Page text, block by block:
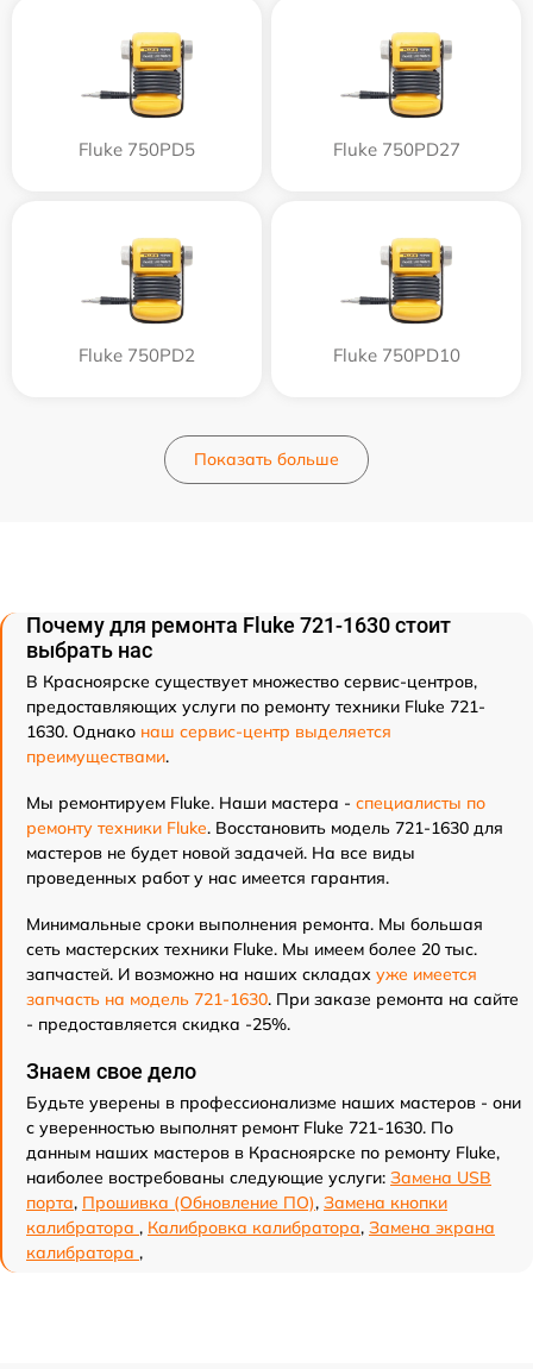
Fluke 750PD5 Fluke 750PD27
Fluke 750PD2 Fluke 750PD10
Показать больше
Почему для ремонта Fluke 721-1630 стоит
выбрать нас
В Красноярске существует множество сервис-центров,
предоставляющих услуги по ремонту техники Fluke 721-
1630. Однако наш сервис-центр выделяется
преимуществами.
Мы ремонтируем Fluke. Наши мастера - специалисты по
ремонту техники Fluke. Восстановить модель 721-1630 для
мастеров не будет новой задачей. На все виды
проведенных работ у нас имеется гарантия.
Минимальные сроки выполнения ремонта. Мы большая
сеть мастерских техники Fluke. Мы имеем более 20 тыс.
запчастей. И возможно на наших складах уже имеется
запчасть на модель 721-1630. При заказе ремонта на сайте
- предоставляется скидка -25%.
Знаем свое дело
Будьте уверены в профессионализме наших мастеров - они
с уверенностью выполнят ремонт Fluke 721-1630. По
данным наших мастеров в Красноярске по ремонту Fluke,
наиболее востребованы следующие услуги: Замена USB
порта, Прошивка (Обновление ПО), Замена кнопки
калибратора , Калибровка калибратора, Замена экрана
калибратора ,